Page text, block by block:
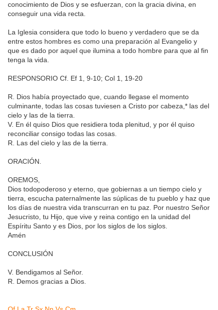
conocimiento de Dios y se esfuerzan, con la gracia divina, en
conseguir una vida recta.
La Iglesia considera que todo lo bueno y verdadero que se da
entre estos hombres es como una preparación al Evangelio y
que es dado por aquel que ilumina a todo hombre para que al fin
tenga la vida.
RESPONSORIO Cf. Ef 1, 9-10; Col 1, 19-20
R. Dios había proyectado que, cuando llegase el momento
culminante, todas las cosas tuviesen a Cristo por cabeza,* las del
cielo y las de la tierra.
V. En él quiso Dios que residiera toda plenitud, y por él quiso
reconciliar consigo todas las cosas.
R. Las del cielo y las de la tierra.
ORACIÓN.
OREMOS,
Dios todopoderoso y eterno, que gobiernas a un tiempo cielo y
tierra, escucha paternalmente las súplicas de tu pueblo y haz que
los días de nuestra vida transcurran en tu paz. Por nuestro Señor
Jesucristo, tu Hijo, que vive y reina contigo en la unidad del
Espíritu Santo y es Dios, por los siglos de los siglos.
Amén
CONCLUSIÓN
V. Bendigamos al Señor.
R. Demos gracias a Dios.